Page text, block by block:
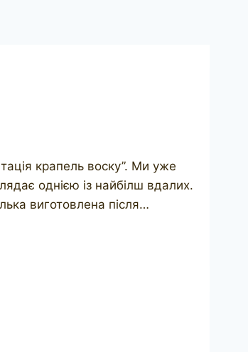
крапель воску”. Ми уже
однією із найбілш вдалих.
виготовлена після…